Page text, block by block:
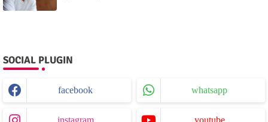
SOCIAL PLUGIN
facebook whatsapp
instagram youtube